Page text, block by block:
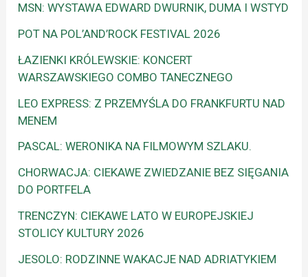
MSN: WYSTAWA EDWARD DWURNIK, DUMA I WSTYD
POT NA POL’AND’ROCK FESTIVAL 2026
ŁAZIENKI KRÓLEWSKIE: KONCERT
WARSZAWSKIEGO COMBO TANECZNEGO
LEO EXPRESS: Z PRZEMYŚLA DO FRANKFURTU NAD
MENEM
PASCAL: WERONIKA NA FILMOWYM SZLAKU.
CHORWACJA: CIEKAWE ZWIEDZANIE BEZ SIĘGANIA
DO PORTFELA
TRENCZYN: CIEKAWE LATO W EUROPEJSKIEJ
STOLICY KULTURY 2026
JESOLO: RODZINNE WAKACJE NAD ADRIATYKIEM